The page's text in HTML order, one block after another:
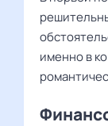
именно в